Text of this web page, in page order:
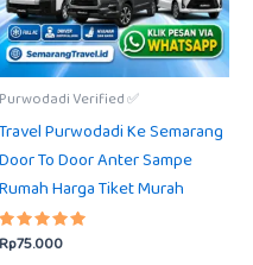
Purwodadi Verified ✅
Travel Purwodadi Ke Semarang
Door To Door Anter Sampe
Rumah Harga Tiket Murah
Dinilai
5.00
Rp75.000